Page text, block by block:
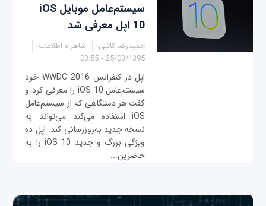
سیستم‌عامل موبایل iOS
10 اپل معرفی شد
حمیدرضا تائبی
شاهراه اطلاعات
25/03/1395 - 03:55
اپل در کنفرانس WWDC 2016 خود
سیستم‌عامل iOS 10 را معرفی کرد و
گفت هر دستگاهی که از سیستم‌عامل
iOS استفاده می‌کند می‌تواند به
نسخه جدید به‌روزرسانی کند. اپل ده
ویژگی بزرگ و جدید iOS 10 را به
حاضرین...